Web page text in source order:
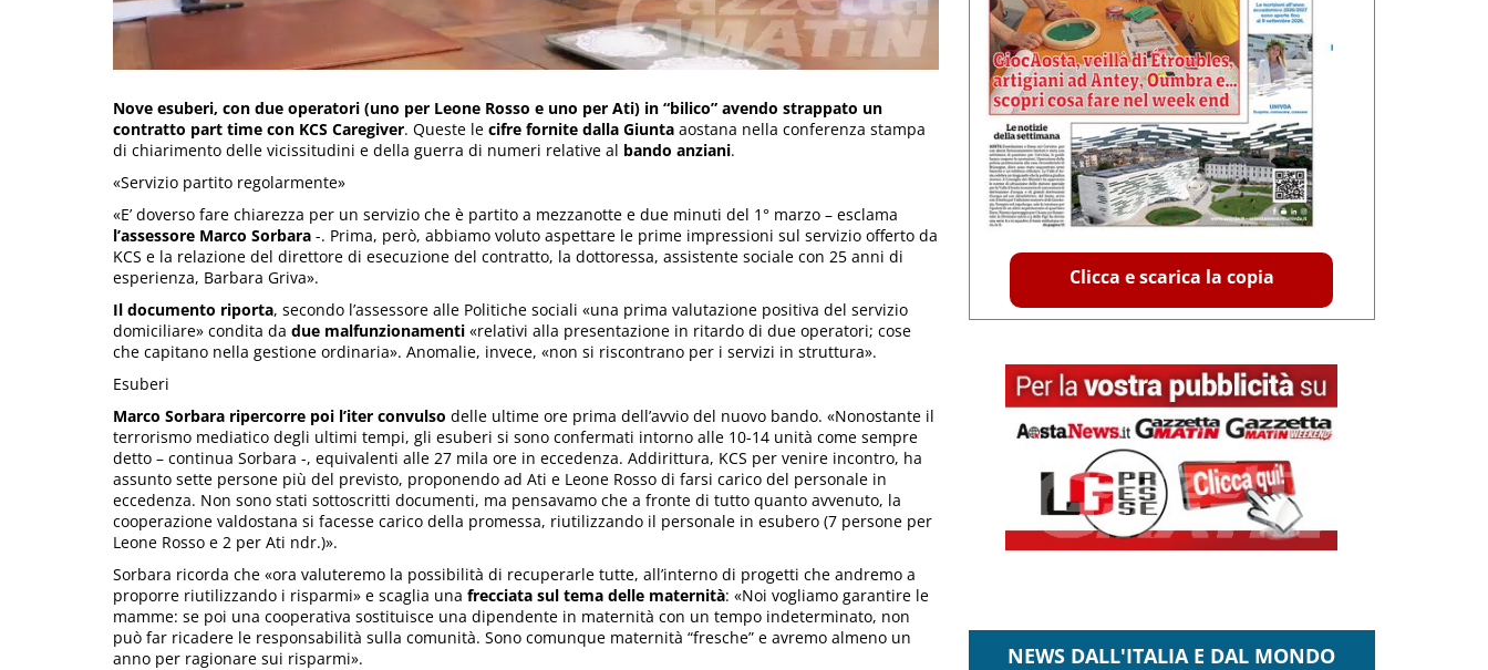
Nove esuberi, con due operatori (uno per Leone Rosso e uno per Ati) in “bilico” avendo strappato un
contratto part time con KCS Caregiver. Queste le cifre fornite dalla Giunta aostana nella conferenza stampa
di chiarimento delle vicissitudini e della guerra di numeri relative al bando anziani.
«Servizio partito regolarmente»
«E’ doverso fare chiarezza per un servizio che è partito a mezzanotte e due minuti del 1° marzo – esclama
l’assessore Marco Sorbara -. Prima, però, abbiamo voluto aspettare le prime impressioni sul servizio offerto da
KCS e la relazione del direttore di esecuzione del contratto, la dottoressa, assistente sociale con 25 anni di
esperienza, Barbara Griva».
Il documento riporta, secondo l’assessore alle Politiche sociali «una prima valutazione positiva del servizio
domiciliare» condita da due malfunzionamenti «relativi alla presentazione in ritardo di due operatori; cose
che capitano nella gestione ordinaria». Anomalie, invece, «non si riscontrano per i servizi in struttura».
Esuberi
Marco Sorbara ripercorre poi l’iter convulso delle ultime ore prima dell’avvio del nuovo bando. «Nonostante il
terrorismo mediatico degli ultimi tempi, gli esuberi si sono confermati intorno alle 10-14 unità come sempre
detto – continua Sorbara -, equivalenti alle 27 mila ore in eccedenza. Addirittura, KCS per venire incontro, ha
assunto sette persone più del previsto, proponendo ad Ati e Leone Rosso di farsi carico del personale in
eccedenza. Non sono stati sottoscritti documenti, ma pensavamo che a fronte di tutto quanto avvenuto, la
cooperazione valdostana si facesse carico della promessa, riutilizzando il personale in esubero (7 persone per
Leone Rosso e 2 per Ati ndr.)».
Sorbara ricorda che «ora valuteremo la possibilità di recuperarle tutte, all’interno di progetti che andremo a
proporre riutilizzando i risparmi» e scaglia una frecciata sul tema delle maternità: «Noi vogliamo garantire le
mamme: se poi una cooperativa sostituisce una dipendente in maternità con un tempo indeterminato, non
può far ricadere le responsabilità sulla comunità. Sono comunque maternità “fresche” e avremo almeno un
anno per ragionare sui risparmi».
Clicca e scarica la copia
NEWS DALL'ITALIA E DAL MONDO